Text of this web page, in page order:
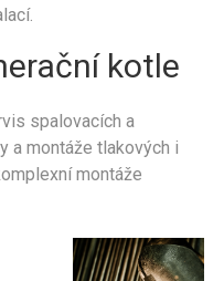
kotle
spalovacích a
a montáže tlakových i
montáže